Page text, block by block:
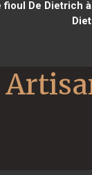
De Dietrich